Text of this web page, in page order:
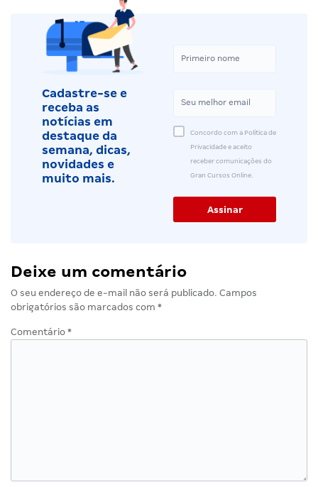
Cadastre-se e
receba as
notícias em
destaque da
semana, dicas,
novidades e
muito mais.
Concordo com a Política de
Privacidade e aceito
receber comunicações do
Gran Cursos Online.
Deixe um comentário
O seu endereço de e-mail não será publicado. Campos
obrigatórios são marcados com *
Comentário *